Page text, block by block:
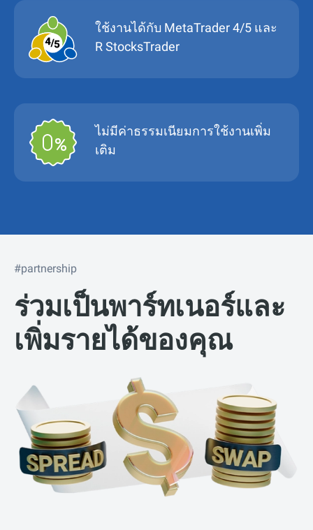
ใช้งานได้กับ MetaTrader 4/5 และ
R StocksTrader
ไม่มีค่าธรรมเนียมการใช้งานเพิ่ม
เติม
#partnership
ร่วมเป็นพาร์ทเนอร์และ
เพิ่มรายได้ของคุณ